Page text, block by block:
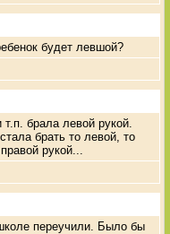
будет левшой?
брала левой рукой.
брать то левой, то
рукой...
переучили. Было бы